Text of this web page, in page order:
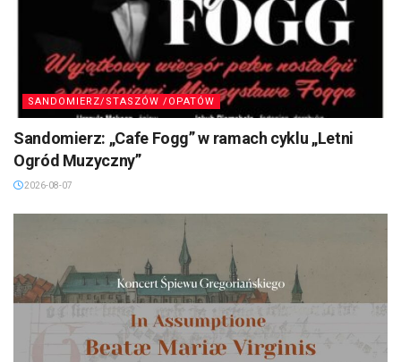
SANDOMIERZ/STASZÓW /OPATÓW
Sandomierz: „Cafe Fogg” w ramach cyklu „Letni
Ogród Muzyczny”
2026-08-07